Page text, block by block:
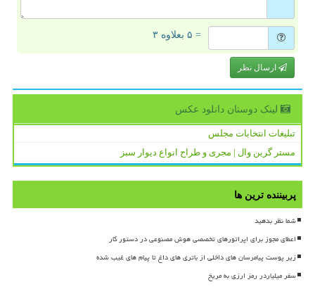
= ۵ بعلاوه ۳
ارسال نظر
لینک دوستان دانلود عكس
تبلیغات انتخابات مجلس
مستر گرین وال | مجری و طراح انواع دیوار سبز
پربیننده ترین ها
شما نظر بدهید
اعطای مجوز برای اپراتورهای تخصصی هوش مصنوعی در دستور کار
زیر پوست پیامرسان های داخلی از باتری های داغ تا پیام های غیب شده
سفر میلیاردر رمز ارزی به مریخ